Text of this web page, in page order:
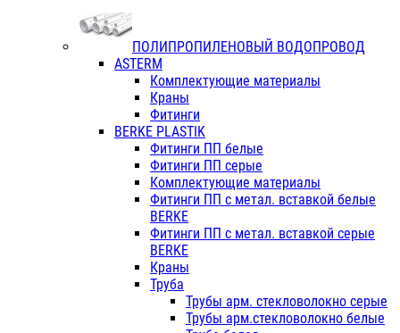
ПОЛИПРОПИЛЕНОВЫЙ ВОДОПРОВОД
ASTERM
Комплектующие материалы
Краны
Фитинги
BERKE PLASTIK
Фитинги ПП белые
Фитинги ПП серые
Комплектующие материалы
Фитинги ПП с метал. вставкой белые
BERKE
Фитинги ПП с метал. вставкой серые
BERKE
Краны
Труба
Трубы арм. стекловолокно серые
Трубы арм.стекловолокно белые